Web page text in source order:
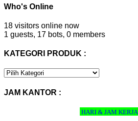
Who's Online
18 visitors online now
1 guests, 17 bots, 0 members
KATEGORI PRODUK :
KATEGORI
JAM KANTOR :
HARI & JAM KERJA